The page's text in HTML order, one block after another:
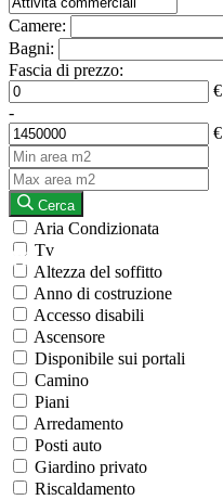
Camere:
Bagni:
Fascia di prezzo:
€
-
€
Cerca
Aria Condizionata
Tv
Altezza del soffitto
Anno di costruzione
Accesso disabili
Ascensore
Disponibile sui portali
Camino
Piani
Arredamento
Posti auto
Giardino privato
Riscaldamento